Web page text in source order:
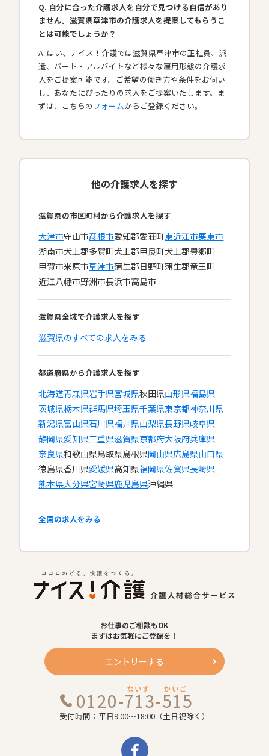
Q. 自分に合った介護求人を自分で見つける自信があり
ません。滋賀県草津市の介護求人を提案してもらうこ
とは可能でしょうか？
A. はい、ナイス！介護では滋賀県草津市の正社員、派
遣、パート・アルバイトなど様々な雇用形態の介護求
人をご提案可能です。ご希望の働き方や条件をお伺い
し、あなたにぴったりの求人をご提案いたします。ま
ずは、こちらのフォームからご登録ください。
他の介護求人を探す
滋賀県の市区町村から介護求人を探す
大津市守山市彦根市愛知郡愛荘町東近江市栗東市
湖南市犬上郡多賀町犬上郡甲良町犬上郡豊郷町
甲賀市米原市草津市蒲生郡日野町蒲生郡竜王町
近江八幡市野洲市長浜市高島市
滋賀県全域で介護求人を探す
滋賀県のすべての求人をみる
都道府県から介護求人を探す
北海道青森県岩手県宮城県秋田県山形県福島県
茨城県栃木県群馬県埼玉県千葉県東京都神奈川県
新潟県富山県石川県福井県山梨県長野県岐阜県
静岡県愛知県三重県滋賀県京都府大阪府兵庫県
奈良県和歌山県鳥取県島根県岡山県広島県山口県
徳島県香川県愛媛県高知県福岡県佐賀県長崎県
熊本県大分県宮崎県鹿児島県沖縄県
全国の求人をみる
お仕事のご相談もOK
まずはお気軽にご登録を！
エントリーする
0120-713-515
ないす かいご
受付時間：平日9:00～18:00（土日祝除く）